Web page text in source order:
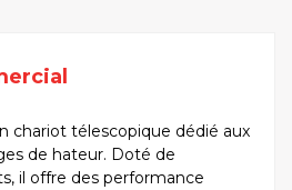
chariot télescopique dédié aux
de hateur. Doté de
il offre des performance